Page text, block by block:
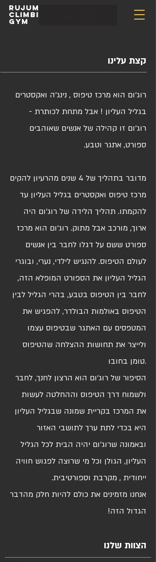
rujum
climbing
gym
קצת עלינו
רוג‘ום הוא מרכז טיפוס , נינג‘ה ואקסטרים
בגליל העליון ! אבל מתחת לכותרת -
רוג‘ום זו קהילה של אנשים שאוהבים
ספורט, אתגר וטבע.
מדובר בתהליך של 4 שנים מהרעיון להקים
מרכז טיפוס ואקסטרים בגליל העליון עד
להקמתו. תהליך הלידה של רוג‘ום היה
ארוך, מורכב אבל מתוק. רוג‘ום הוא מרכז
ספורט ששם על דגלו לחבר בין אנשים
לעולם הטיפוס. להנגיש לילדי, נערי, ובוגרי
הגליל העליון את הספורט המופלא הזה,
לחבר בין הטיפוס בטבע, בהרי הגליל לבין
הטיפוס באולמות הבולדר, להפגיש את
המטפסים עם האתגר שבטיפוס עצמו
ולייצר את תחושות ההצלחה שהטיפוס
טומן בחובו.
הסיפור של רוג‘ום הוא הרצון לחנך, לחבר
ולשמוח דרך הטיפוס וההחלטה לעשות
את המרכז בקריית שמונה שבגליל העליון
היא בכדי לתת ערך לתושבי האזור
ובאמונה שרוג‘ום יהיה הבית לכל הגליל
העליון, הגולן וכל מי שרוצה לפגוש חוויה
ייחודית , מקרבת וספורטיבית.
אנחנו מזמינים את כולם להיות חלק מהדבר
הגדול הזה!
הצוות שלנו